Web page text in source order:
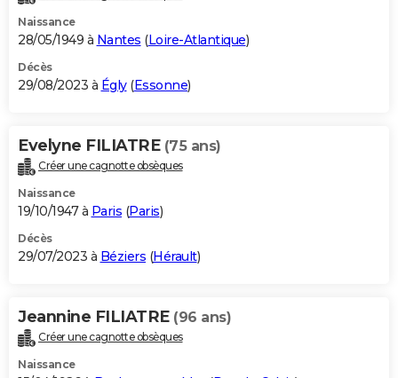
Naissance
28/05/1949 à Nantes (Loire-Atlantique)
Décès
29/08/2023 à Égly(Essonne)
Evelyne FILIATRE (75 ans)
Créer une cagnotte obsèques
Naissance
19/10/1947 à Paris (Paris)
Décès
29/07/2023 à Béziers (Hérault)
Jeannine FILIATRE (96 ans)
Créer une cagnotte obsèques
Naissance